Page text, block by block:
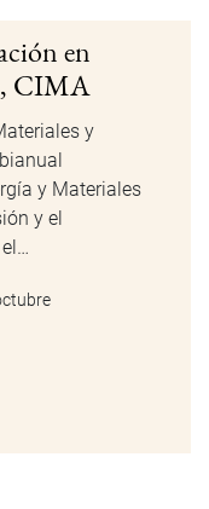
en
CIMA
y
y Materiales
y el